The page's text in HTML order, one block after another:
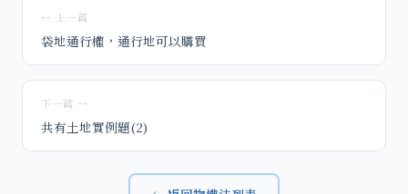
← 上一篇
袋地通行權，通行地可以購買
下一篇 →
共有土地實例題(2)